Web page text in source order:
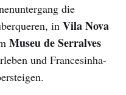
die
in Vila Nova
Museu de Serralves
und Francesinha-